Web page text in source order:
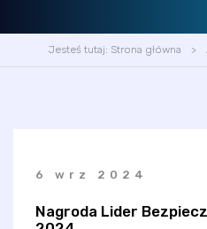
DEKLARACJA DOSTĘPNOŚCI
Jesteś tutaj: Strona główna
6 wrz 2024
Nagroda Lider